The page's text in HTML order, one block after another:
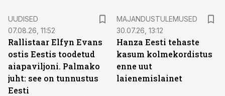
UUDISED
07.08.26, 11:52
Rallistaar Elfyn Evans
ostis Eestis toodetud
aiapaviljoni. Palmako
juht: see on tunnustus
Eesti
MAJANDUSTULEMUSED
30.07.26, 13:12
Hanza Eesti tehaste
kasum kolmekordistus
enne uut
laienemislainet